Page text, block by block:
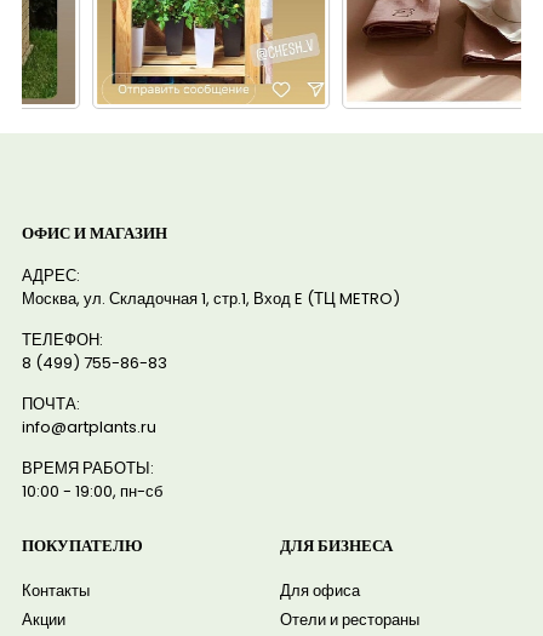
ОФИС И МАГАЗИН
АДРЕС:
Москва, ул. Складочная 1, стр.1, Вход E (ТЦ METRO)
ТЕЛЕФОН:
8 (499) 755-86-83
ПОЧТА:
info@artplants.ru
ВРЕМЯ РАБОТЫ:
10:00 - 19:00, пн-сб
ПОКУПАТЕЛЮ
Контакты
Акции
ДЛЯ БИЗНЕСА
Для офиса
Отели и рестораны